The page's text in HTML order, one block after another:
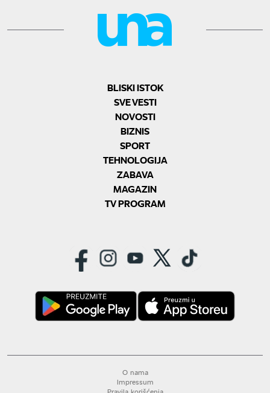
BLISKI ISTOK
SVE VESTI
NOVOSTI
BIZNIS
SPORT
TEHNOLOGIJA
ZABAVA
MAGAZIN
TV PROGRAM
O nama
Impressum